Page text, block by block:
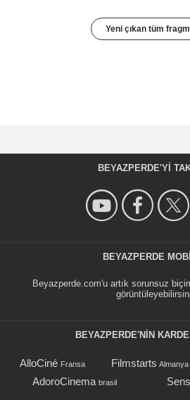
Yeni çıkan tüm
BEYAZPERDE'YI
BEYAZPERDE
Beyazperde.com'u artık sorunsuz
BEYAZPERDE'NIN
AlloCiné Fransa Filmstarts Almanya
AdoroCinema brasil